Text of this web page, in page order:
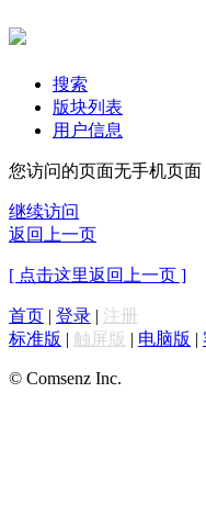
搜索
版块列表
用户信息
您访问的页面无手机页
继续访问
返回上一页
[ 点击这里返回上一页 ]
首页 | 登录 | 注册
标准版 | 触屏版 | 电脑版 |
© Comsenz Inc.